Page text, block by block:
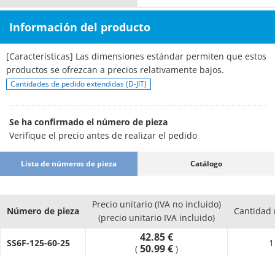
Información del producto
[Características] Las dimensiones estándar permiten que estos
productos se ofrezcan a precios relativamente bajos.
Cantidades de pedido extendidas (D-JIT)
Se ha confirmado el número de pieza
Verifique el precio antes de realizar el pedido
Lista de números de pieza Catálogo
Número de pieza
Precio unitario (IVA no incluido)
(precio unitario IVA incluido)
Cantidad
SS6F-125-60-25 42.85 €
( 50.99 € )